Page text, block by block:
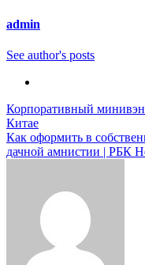
admin
See author's posts
Навигация
по
записям
Корпоративный
Китае
Как оформить в
дачной амнистии | РБК